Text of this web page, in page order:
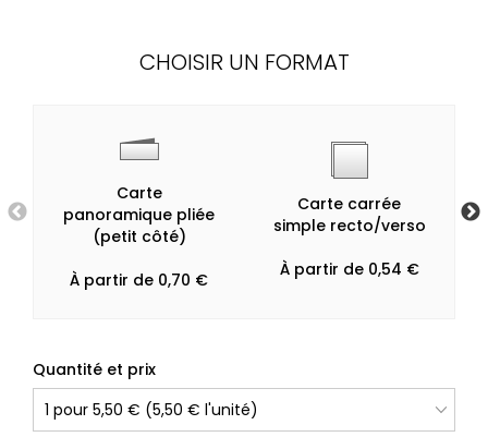
CHOISIR UN FORMAT
Carte
panoramique pliée
(petit côté)
À partir de 0,70 €
Carte carrée
simple recto/verso
À partir de 0,54 €
Quantité et prix